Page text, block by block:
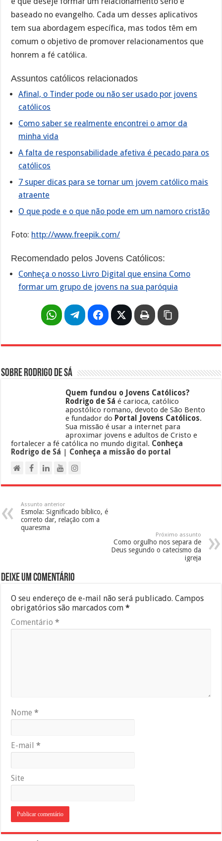
baseado no evangelho. Cada um desses aplicativos
tem sua abordagem específica, mas todos têm em
comum o objetivo de promover relacionamentos que
honrem a fé católica.
Assuntos católicos relacionados
Afinal, o Tinder pode ou não ser usado por jovens
católicos
Como saber se realmente encontrei o amor da
minha vida
A falta de responsabilidade afetiva é pecado para os
católicos
7 super dicas para se tornar um jovem católico mais
atraente
O que pode e o que não pode em um namoro cristão
Foto: http://www.freepik.com/
Recomendado pelos Jovens Católicos:
Conheça o nosso Livro Digital que ensina Como
formar um grupo de jovens na sua paróquia
Sobre Rodrigo de Sá
Quem fundou o Jovens Católicos?
Rodrigo de Sá é carioca, católico
apostólico romano, devoto de São Bento
e fundador do Portal Jovens Católicos.
Sua missão é usar a internet para
aproximar jovens e adultos de Cristo e
fortalecer a fé católica no mundo digital. Conheça
Rodrigo de Sá
Conheça a missão do portal
Assunto anterior
Esmola: Significado bíblico, é
correto dar, relação com a
quaresma
Próximo assunto
Como orgulho nos separa de
Deus segundo o catecismo da
igreja
Deixe um comentário
O seu endereço de e-mail não será publicado. Campos
obrigatórios são marcados com*
Comentário*
Nome*
E-mail*
Site